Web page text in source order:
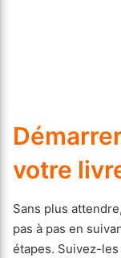
votre
Sans plus
pas à pas en
étapes. Suivez-